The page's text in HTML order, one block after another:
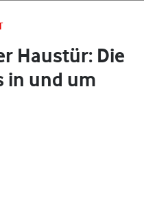
Haustür: Die
in und um